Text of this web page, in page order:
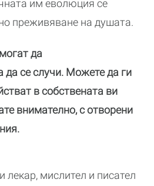
им еволюция се
преживяване на душата.
да
да се случи. Можете да ги
в собствената ви
внимателно, с отворени
лекар, мислител и писател